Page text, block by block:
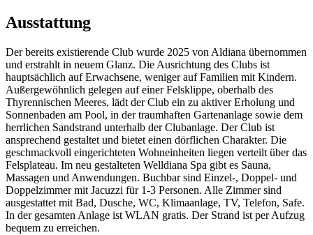
Ausstattung
Der bereits existierende Club wurde 2025 von Aldiana übernommen
und erstrahlt in neuem Glanz. Die Ausrichtung des Clubs ist
hauptsächlich auf Erwachsene, weniger auf Familien mit Kindern.
Außergewöhnlich gelegen auf einer Felsklippe, oberhalb des
Thyrennischen Meeres, lädt der Club ein zu aktiver Erholung und
Sonnenbaden am Pool, in der traumhaften Gartenanlage sowie dem
herrlichen Sandstrand unterhalb der Clubanlage. Der Club ist
ansprechend gestaltet und bietet einen dörflichen Charakter. Die
geschmackvoll eingerichteten Wohneinheiten liegen verteilt über das
Felsplateau. Im neu gestalteten Welldiana Spa gibt es Sauna,
Massagen und Anwendungen. Buchbar sind Einzel-, Doppel- und
Doppelzimmer mit Jacuzzi für 1-3 Personen. Alle Zimmer sind
ausgestattet mit Bad, Dusche, WC, Klimaanlage, TV, Telefon, Safe.
In der gesamten Anlage ist WLAN gratis. Der Strand ist per Aufzug
bequem zu erreichen.